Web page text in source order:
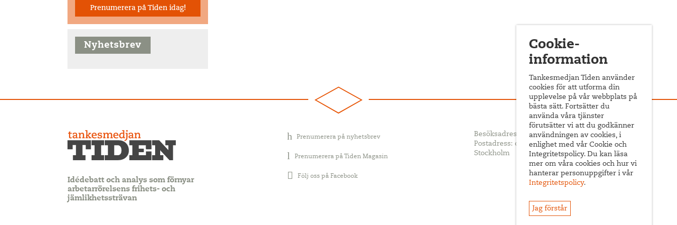
Prenumerera på Tiden idag!
Nyhetsbrev
Idédebatt och analys som förnyar
arbetarrörelsens frihets- och
jämlikhetssträvan
Prenumerera på nyhetsbrev
Prenumerera på Tiden Magasin
Följ oss på Facebook
Besöksadress: Sveavägen 68
Postadress: c/o ABF Box 522, 101 30
Stockholm
Cookie-
information
Tankesmedjan Tiden använder
cookies för att utforma din
upplevelse på vår webbplats på
bästa sätt. Fortsätter du
använda våra tjänster
förutsätter vi att du godkänner
användningen av cookies, i
enlighet med vår Cookie och
Integritetspolicy. Du kan läsa
mer om våra cookies och hur vi
hanterar personuppgifter i vår
Integritetspolicy.
Jag förstår